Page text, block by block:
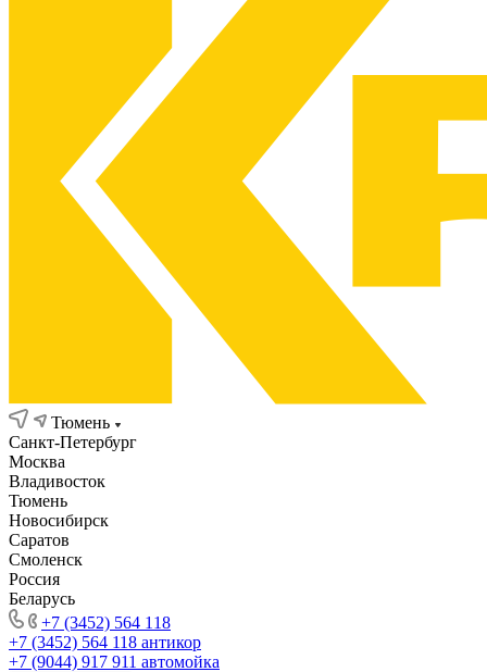
Тюмень
Санкт-Петербург
Москва
Владивосток
Тюмень
Новосибирск
Саратов
Смоленск
Россия
Беларусь
+7 (3452) 564 118
+7 (3452) 564 118 антикор
+7 (9044) 917 911 автомойка